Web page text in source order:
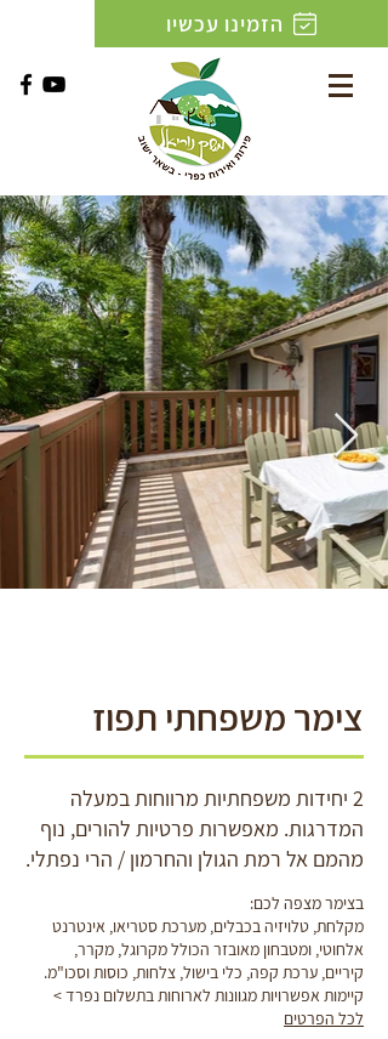
הזמינו עכשיו
צימר משפחתי תפוז
2 יחידות משפחתיות מרווחות במעלה
המדרגות. מאפשרות פרטיות להורים, נוף
מהמם אל רמת הגולן והחרמון / הרי נפתלי.
בצימר מצפה לכם:
מקלחת, טלויזיה בכבלים, מערכת סטריאו, אינטרנט
אלחוטי, ומטבחון מאובזר הכולל מקרוגל, מקרר,
קיריים, ערכת קפה, כלי בישול, צלחות, כוסות וסכו"מ.
קיימות אפשרויות מגוונות לארוחות בתשלום נפרד >
לכל הפרטים